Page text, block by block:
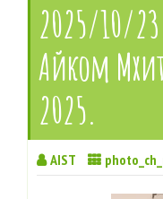
2025/10/
Айком
2025.
AIST